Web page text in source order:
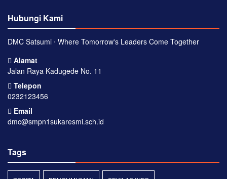
Hubungi Kami
DMC Satsumi ⋅ Where Tomorrow's Leaders Come Together
Alamat
Jalan Raya Kadugede No. 11
Telepon
0232123456
Email
dmc@smpn1sukaresmi.sch.id
Tags